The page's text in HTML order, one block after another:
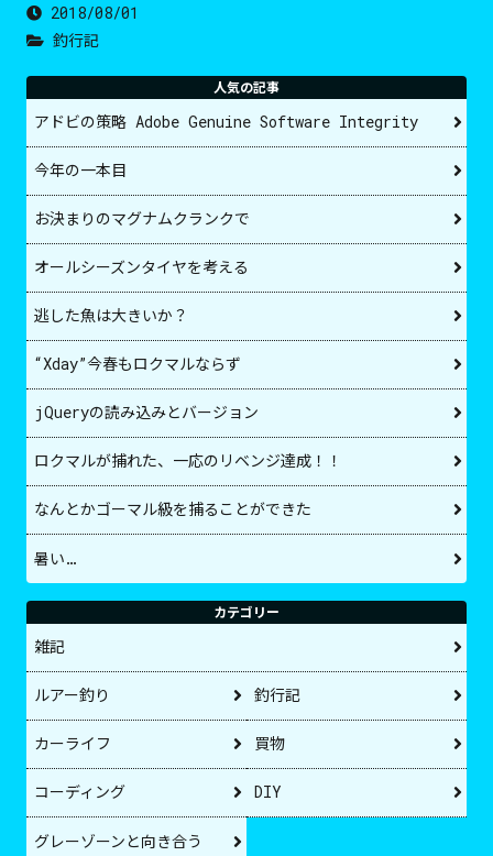
2018/08/01
釣行記
人気の記事
アドビの策略 Adobe Genuine Software Integrity
今年の一本目
お決まりのマグナムクランクで
オールシーズンタイヤを考える
逃した魚は大きいか？
“Xday”今春もロクマルならず
jQueryの読み込みとバージョン
ロクマルが捕れた、一応のリベンジ達成！！
なんとかゴーマル級を捕ることができた
暑い…
カテゴリー
雑記
ルアー釣り 釣行記
カーライフ 買物
コーディング DIY
グレーゾーンと向き合う